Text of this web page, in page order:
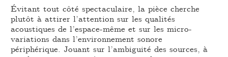
Évitant tout côté spectaculaire, la pièce cherche
plutôt à attirer l’attention sur les qualités
acoustiques de l’espace-même et sur les micro-
variations dans l’environnement sonore
périphérique. Jouant sur l’ambiguité des sources, à